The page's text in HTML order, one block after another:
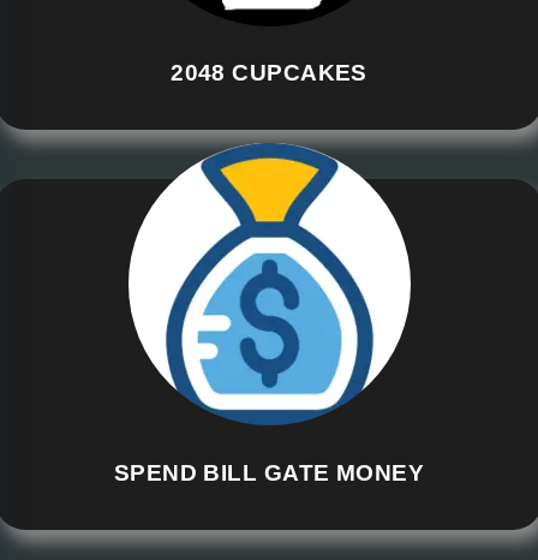
2048 CUPCAKES
SPEND BILL GATE MONEY